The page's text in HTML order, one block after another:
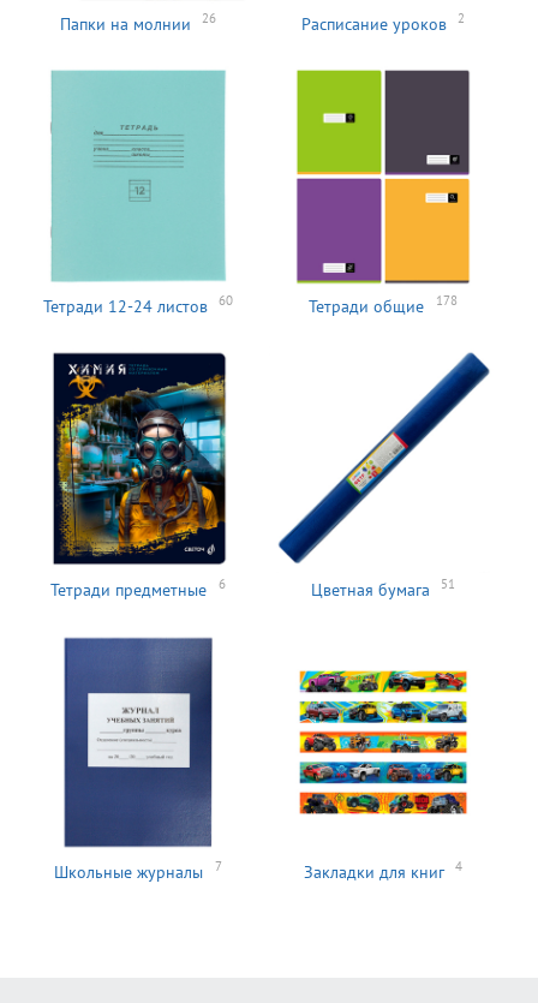
Папки на молнии 26 Расписание уроков 2
Тетради 12-24 листов 60 Тетради общие 178
Тетради предметные 6 Цветная бумага 51
Школьные журналы 7 Закладки для книг 4